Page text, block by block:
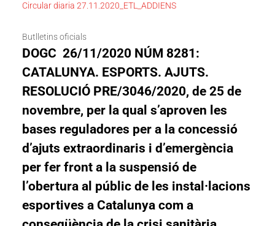
Circular diaria 27.11.2020_ETL_ADDIENS
Butlletins oficials
DOGC 26/11/2020 NÚM 8281:
CATALUNYA. ESPORTS. AJUTS.
RESOLUCIÓ PRE/3046/2020, de 25 de
novembre, per la qual s’aproven les
bases reguladores per a la concessió
d’ajuts extraordinaris i d’emergència
per fer front a la suspensió de
l’obertura al públic de les instal·lacions
esportives a Catalunya com a